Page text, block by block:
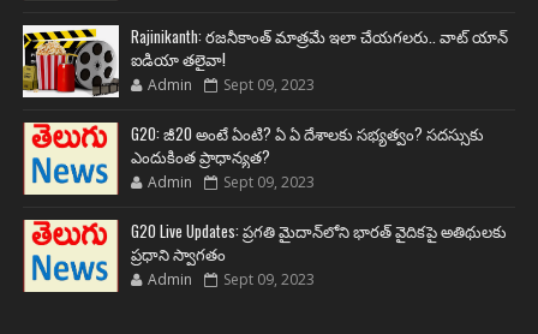
Rajinikanth: రజనీకాంత్ మాత్రమే ఇలా చేయగలరు.. వాట్ యాన్
ఐడియా తలైవా!
Admin Sept 09, 2023
G20: జీ20 అంటే ఏంటి? ఏ ఏ దేశాలకు సభ్యత్వం? సదస్సుకు
ఎందుకింత ప్రాధాన్యత?
Admin Sept 09, 2023
G20 Live Updates: ప్రగతి మైదాన్‌లోని భారత్ వైదికపై అతిథులకు
ప్రధాని స్వాగతం
Admin Sept 09, 2023